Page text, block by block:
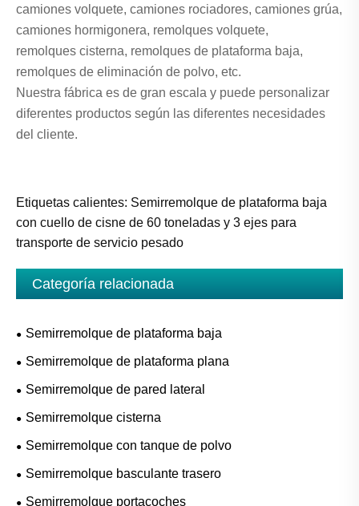
camiones volquete, camiones rociadores, camiones grúa,
camiones hormigonera, remolques volquete,
remolques cisterna, remolques de plataforma baja,
remolques de eliminación de polvo, etc.
Nuestra fábrica es de gran escala y puede personalizar
diferentes productos según las diferentes necesidades
del cliente.
Etiquetas calientes: Semirremolque de plataforma baja
con cuello de cisne de 60 toneladas y 3 ejes para
transporte de servicio pesado
Categoría relacionada
Semirremolque de plataforma baja
Semirremolque de plataforma plana
Semirremolque de pared lateral
Semirremolque cisterna
Semirremolque con tanque de polvo
Semirremolque basculante trasero
Semirremolque portacoches